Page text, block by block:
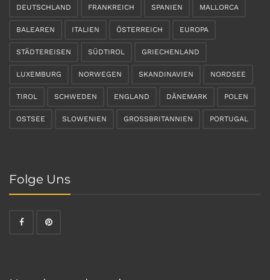
DEUTSCHLAND FRANKREICH SPANIEN MALLORCA
BALEAREN ITALIEN ÖSTERREICH EUROPA
STÄDTEREISEN SÜDTIROL GRIECHENLAND
LUXEMBURG NORWEGEN SKANDINAVIEN NORDSEE
TIROL SCHWEDEN ENGLAND DÄNEMARK POLEN
OSTSEE SLOWENIEN GROSSBRITANNIEN PORTUGAL
Folge Uns